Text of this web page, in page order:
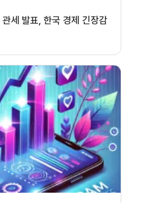
세 발표, 한국 경제 긴장감